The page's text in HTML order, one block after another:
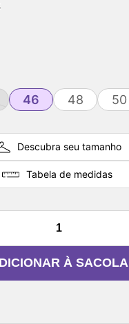
46 48 50
Descubra seu tamanho
Tabela de medidas
À SACOLA